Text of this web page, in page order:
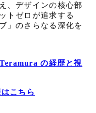
、デザインの核心部
トゼロが追求する
」のさらなる深化を
の経歴と視
こちら